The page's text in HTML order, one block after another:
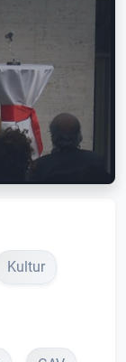
Kultur